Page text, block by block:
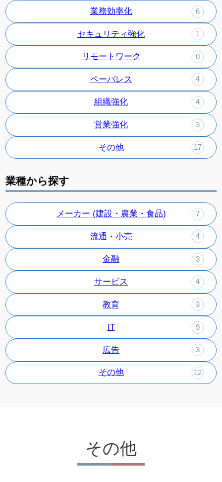
業務効率化 6
セキュリティ強化 1
リモートワーク 0
ペーパレス 4
組織強化 4
営業強化 3
その他 17
業種から探す
メーカー (建設・農業・食品) 7
流通・小売 4
金融 3
サービス 4
教育 3
IT 9
広告 3
その他 12
その他